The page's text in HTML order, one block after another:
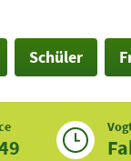
Schüler